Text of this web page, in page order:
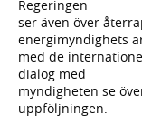
Regeringen
ser även över
energimyndighets
med de
dialog med
myndigheten se
uppföljningen.